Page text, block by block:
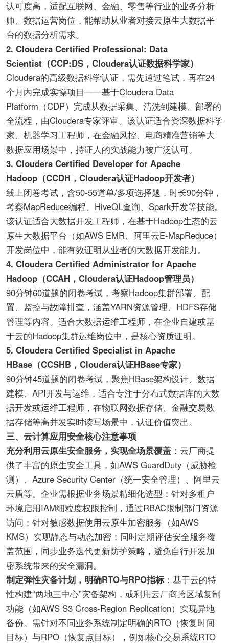
认可度高，适配互联网、金融、零售等行业的业务分析
师、数据运营岗位，能帮助从业者对接云原生大数据平
台的数据分析需求。
2. Cloudera Certified Professional: Data
Scientist（CCP:DS，Cloudera认证数据科学家）
Cloudera的高级数据科学认证，需先通过笔试，再在24
个月内完成实操项目——基于Cloudera Data
Platform（CDP）完成从数据采集、清洗到建模、部署的
全流程，由Cloudera专家评审。该认证适合资深数据科学
家、机器学习工程师，在金融风控、电商精准营销等大
数据应用场景中，持证人的实战能力被广泛认可。
3. Cloudera Certified Developer for Apache
Hadoop（CCDH，Cloudera认证Hadoop开发者）
线上闭卷考试，含50-55道单/多项选择题，时长90分钟，
考察MapReduce编程、HiveQL查询、Spark开发等技能。
该认证适合大数据开发工程师，在基于Hadoop生态的云
原生大数据平台（如AWS EMR、阿里云E-MapReduce）
开发岗位中，能有效证明从业者的大数据开发能力。
4. Cloudera Certified Administrator for Apache
Hadoop（CCAH，Cloudera认证Hadoop管理员）
90分钟60道题的闭卷考试，考察Hadoop集群部署、配
置、监控与故障排查，涵盖YARN资源管理、HDFS存储
管理等内容。适合大数据运维工程师，在企业自建或基
于云的Hadoop集群运维岗位中，是核心资质证明。
5. Cloudera Certified Specialist in Apache
HBase（CCSHB，Cloudera认证HBase专家）
90分钟45道题的闭卷考试，聚焦HBase架构设计、数据
建模、API开发与运维，适合专注于分布式数据库的大数
据开发或运维工程师，在物联网数据存储、金融交易数
据存储等高并发实时读写场景中，认证价值突出。
三、云计算应用安全核心注意事项
充分利用云原生安全服务，实现全场景覆盖：云厂商提
供了丰富的原生安全工具，如AWS GuardDuty（威胁检
测）、Azure Security Center（统一安全管理）、阿里云
云盾等。企业需根据业务场景精细化选型：针对多租户
环境启用IAM细粒度权限控制，通过RBAC限制部门资源
访问；针对敏感数据使用云原生加密服务（如AWS
KMS）实现静态与动态加密；同时定期评估安全服务覆
盖范围，同步业务迭代更新防护策略，避免自行开发加
密系统带来的安全漏洞。
制定弹性灾备计划，明确RTO与RPO指标：基于云的特
性构建“两地三中心”灾备架构，或利用云厂商跨区域复制
功能（如AWS S3 Cross-Region Replication）实现异地
备份。需针对不同业务系统制定明确的RTO（恢复时间
目标）与RPO（恢复点目标），例如核心交易系统RTO